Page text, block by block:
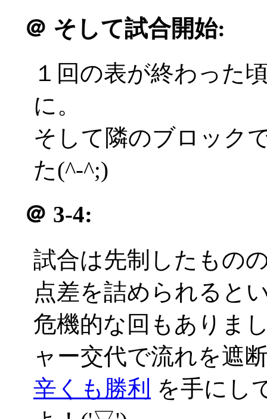
＠ そして試合開始:
１回の表が終わった
に。
そして隣のブロック
た(^-^;)
＠ 3-4:
試合は先制したもの
点差を詰められると
危機的な回もありま
ャー交代で流れを遮
辛くも勝利 を手にし